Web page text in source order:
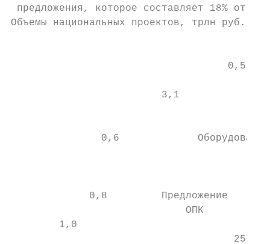
предложения, которое составляет 18% от
Объемы национальных проектов,
0,5
3,1
               0,6             Оборудование
0,8         Предложение
ОПК
1,0
                                     25,7